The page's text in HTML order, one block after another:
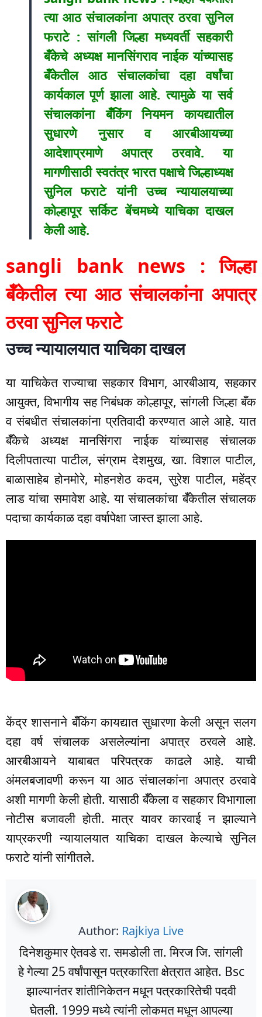
त्या आठ संचालकांना अपात्र ठरवा सुनिल
फराटे : सांगली जिल्हा मध्यवर्ती सहकारी
बॅँकेचे अध्यक्ष मानसिंगराव नाईक यांच्यासह
बॅँकेतील आठ संचालकांचा दहा वर्षांचा
कार्यकाल पूर्ण झाला आहे. त्यामुळे या सर्व
संचालकांना बॅँकिंग नियमन कायद्यातील
सुधारणे नुसार व आरबीआयच्या
आदेशाप्रमाणे अपात्र ठरवावे. या
मागणीसाठी स्वतंत्र भारत पक्षाचे जिल्हाध्यक्ष
सुनिल फराटे यांनी उच्च न्यायालयाच्या
कोल्हापूर सर्किट बेंचमध्ये याचिका दाखल
केली आहे.
sangli bank news : जिल्हा
बॅँकेतील त्या आठ संचालकांना अपात्र
ठरवा सुनिल फराटे
उच्च न्यायालयात याचिका दाखल
या याचिकेत राज्याचा सहकार विभाग, आरबीआय, सहकार
आयुक्त, विभागीय सह निबंधक कोल्हापूर, सांगली जिल्हा बॅँक
व संबधीत संचालकांना प्रतिवादी करण्यात आले आहे. यात
बॅँकेचे अध्यक्ष मानसिंगरा नाईक यांच्यासह संचालक
दिलीपतात्या पाटील, संग्राम देशमुख, खा. विशाल पाटील,
बाळासाहेब होनमोरे, मोहनशेठ कदम, सुरेश पाटील, महेंद्र
लाड यांचा समावेश आहे. या संचालकांचा बॅँकेतील संचालक
पदाचा कार्यकाळ दहा वर्षापेक्षा जास्त झाला आहे.
केंद्र शासनाने बॅँकिंग कायद्यात सुधारणा केली असून सलग
दहा वर्ष संचालक असलेल्यांना अपात्र ठरवले आहे.
आरबीआयने याबाबत परिपत्रक काढले आहे. याची
अंमलबजावणी करून या आठ संचालकांना अपात्र ठरवावे
अशी मागणी केली होती. यासाठी बॅँकेला व सहकार विभागाला
नोटीस बजावली होती. मात्र यावर कारवाई न झाल्याने
याप्रकरणी न्यायालयात याचिका दाखल केल्याचे सुनिल
फराटे यांनी सांगीतले.
Author: Rajkiya Live
दिनेशकुमार ऐतवडे रा. समडोली ता. मिरज जि. सांगली
हे गेल्या 25 वर्षांपासून पत्रकारिता क्षेत्रात आहेत. Bsc
झाल्यानंतर शांतीनिकेतन मधून पत्रकारितेची पदवी
घेतली. 1999 मध्ये त्यांनी लोकमत मधून आपल्या